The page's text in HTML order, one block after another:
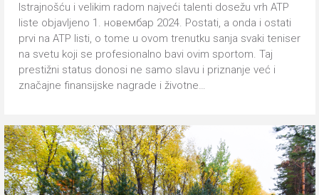
Istrajnošću i velikim radom najveći talenti dosežu vrh ATP
liste objavljeno 1. новембар 2024. Postati, a onda i ostati
prvi na ATP listi, o tome u ovom trenutku sanja svaki teniser
na svetu koji se profesionalno bavi ovim sportom. Taj
prestižni status donosi ne samo slavu i priznanje već i
značajne finansijske nagrade i životne…